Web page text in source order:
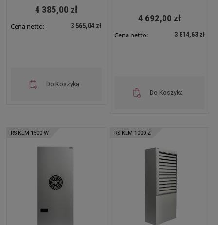
4 385,00 zł
Cena netto: 3 565,04 zł
Do Koszyka
4 692,00 zł
Cena netto: 3 814,63 zł
Do Koszyka
RS-KLM-1500-W RS-KLM-1000-Z